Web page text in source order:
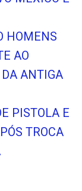
HOMENS
AO
DA ANTIGA
PISTOLA E
TROCA